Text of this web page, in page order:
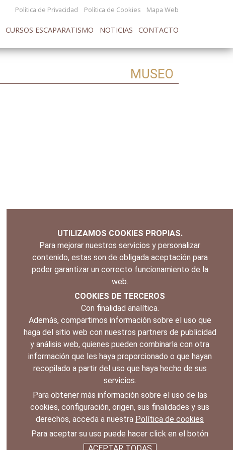
UTILIZAMOS COOKIES PROPIAS.
Para mejorar nuestros servicios y personalizar
contenido, estas son de obligada aceptación para
poder garantizar un correcto funcionamiento de la
web.
COOKIES DE TERCEROS
Con finalidad analítica.
Además, compartimos información sobre el uso que
haga del sitio web con nuestros partners de publicidad
y análisis web, quienes pueden combinarla con otra
información que les haya proporcionado o que hayan
recopilado a partir del uso que haya hecho de sus
servicios.
Para obtener más información sobre el uso de las
cookies, configuración, origen, sus finalidades y sus
derechos, acceda a nuestra Política de cookies
Para aceptar su uso puede hacer click en el botón
Política de Privacidad Política de Cookies Mapa Web
CURSOS ESCAPARATISMO NOTICIAS CONTACTO
MUSEO